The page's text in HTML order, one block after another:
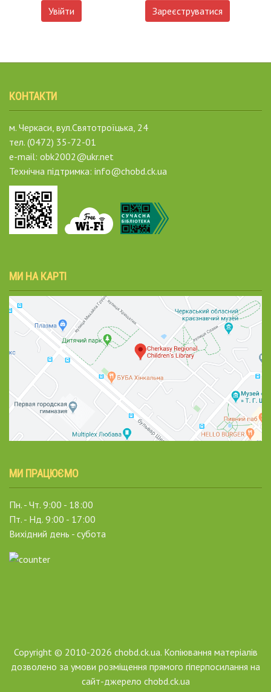
Увійти Зареєструватися
КОНТАКТИ
м. Черкаси, вул.Святотроїцька, 24
тел. (0472) 35-72-01
e-mail: obk2002@ukr.net
Технічна підтримка: info@chobd.ck.ua
МИ НА КАРТІ
МИ ПРАЦЮЄМО
Пн. - Чт. 9:00 - 18:00
Пт. - Нд. 9:00 - 17:00
Вихідний день - субота
Copyright © 2010-2026 chobd.ck.ua. Копіювання матеріалів
дозволено за умови розміщення прямого гіперпосилання на
сайт-джерело chobd.ck.ua